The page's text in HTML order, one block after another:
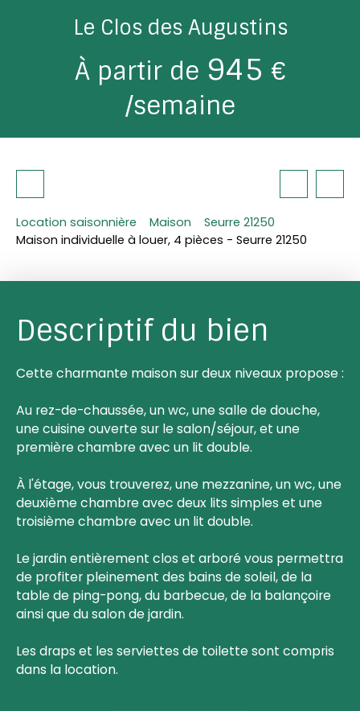
Le Clos des Augustins
À partir de 945 €
/semaine
Location saisonnière Maison
Seurre 21250
Maison individuelle à louer, 4 pièces - Seurre 21250
Descriptif du bien
Cette charmante maison sur deux niveaux propose :
Au rez-de-chaussée, un wc, une salle de douche,
une cuisine ouverte sur le salon/séjour, et une
première chambre avec un lit double.
À l'étage, vous trouverez, une mezzanine, un wc, une
deuxième chambre avec deux lits simples et une
troisième chambre avec un lit double.
Le jardin entièrement clos et arboré vous permettra
de profiter pleinement des bains de soleil, de la
table de ping-pong, du barbecue, de la balançoire
ainsi que du salon de jardin.
Les draps et les serviettes de toilette sont compris
dans la location.